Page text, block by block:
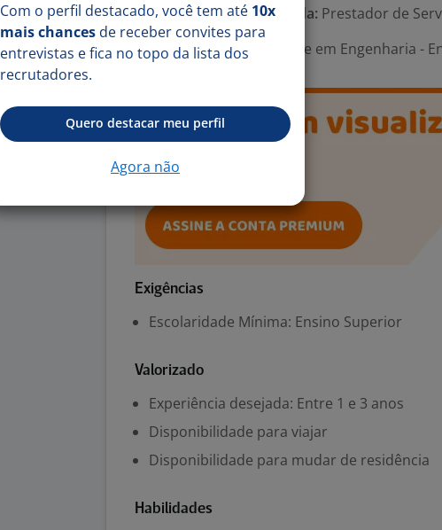
Tipo de contrato e Jornada: Prestador de
Área Profissional:
Gerente em Engenharia -
Exigências
Escolaridade Mínima: Ensino Superior
Valorizado
Experiência desejada: Entre 1 e 3 anos
Disponibilidade para viajar
Disponibilidade para mudar de residência
Habilidades
Com o perfil destacado, você tem até 10x
mais chances de receber convites para
entrevistas e fica no topo da lista dos
recrutadores.
Quero destacar meu perfil
Agora não